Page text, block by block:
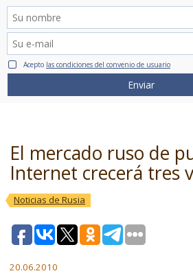
Acepto las condiciones del convenio de usuario
Enviar
El mercado ruso de
Internet crecerá tres
Noticias de Rusia
20.06.2010